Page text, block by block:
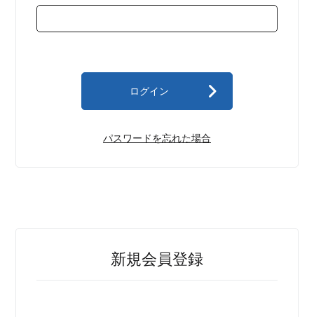
ログイン
パスワードを忘れた場合
新規会員登録